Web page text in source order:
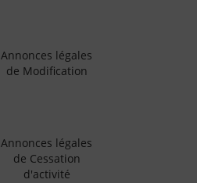
Annonces légales
de Modification
Annonces légales
de Cessation
d'activité